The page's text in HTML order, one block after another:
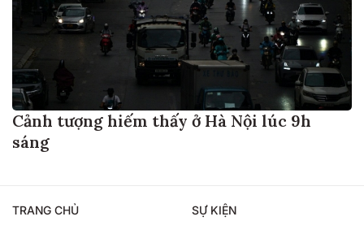
Cảnh tượng hiếm thấy ở Hà Nội lúc 9h
sáng
TRANG CHỦ SỰ KIỆN